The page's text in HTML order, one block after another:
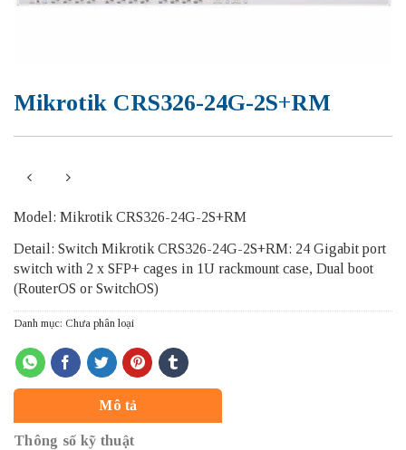
Mikrotik CRS326-24G-2S+RM
Model: Mikrotik CRS326-24G-2S+RM
Detail: Switch Mikrotik CRS326-24G-2S+RM: 24 Gigabit port
switch with 2 x SFP+ cages in 1U rackmount case, Dual boot
(RouterOS or SwitchOS)
Danh mục: Chưa phân loại
Mô tả
Thông số kỹ thuật